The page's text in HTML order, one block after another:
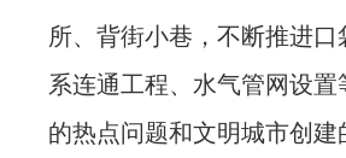
所、背街小巷，不断推进
系连通工程、水气管网设
的热点问题和文明城市创建